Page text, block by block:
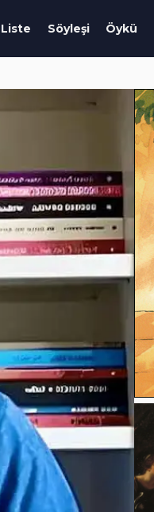
Liste Söyleşi Öykü